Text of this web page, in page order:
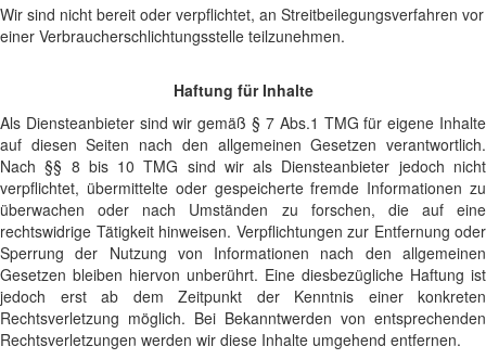
Wir sind nicht bereit oder verpflichtet, an Streitbeilegungsverfahren vor
einer Verbraucherschlichtungsstelle teilzunehmen.
Haftung für Inhalte
Als Diensteanbieter sind wir gemäß § 7 Abs.1 TMG für eigene Inhalte
auf diesen Seiten nach den allgemeinen Gesetzen verantwortlich.
Nach §§ 8 bis 10 TMG sind wir als Diensteanbieter jedoch nicht
verpflichtet, übermittelte oder gespeicherte fremde Informationen zu
überwachen oder nach Umständen zu forschen, die auf eine
rechtswidrige Tätigkeit hinweisen. Verpflichtungen zur Entfernung oder
Sperrung der Nutzung von Informationen nach den allgemeinen
Gesetzen bleiben hiervon unberührt. Eine diesbezügliche Haftung ist
jedoch erst ab dem Zeitpunkt der Kenntnis einer konkreten
Rechtsverletzung möglich. Bei Bekanntwerden von entsprechenden
Rechtsverletzungen werden wir diese Inhalte umgehend entfernen.